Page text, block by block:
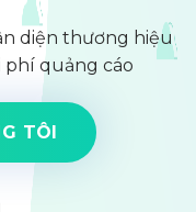
diện thương hiệu
quảng cáo
TÔI